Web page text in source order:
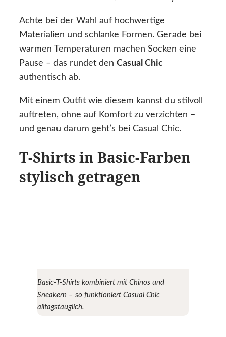
Achte bei der Wahl auf hochwertige
Materialien und schlanke Formen. Gerade bei
warmen Temperaturen machen Socken eine
Pause – das rundet den Casual Chic
authentisch ab.
Mit einem Outfit wie diesem kannst du stilvoll
auftreten, ohne auf Komfort zu verzichten –
und genau darum geht’s bei Casual Chic.
T-Shirts in Basic-Farben
stylisch getragen
Basic-T-Shirts kombiniert mit Chinos und
Sneakern – so funktioniert Casual Chic
alltagstauglich.